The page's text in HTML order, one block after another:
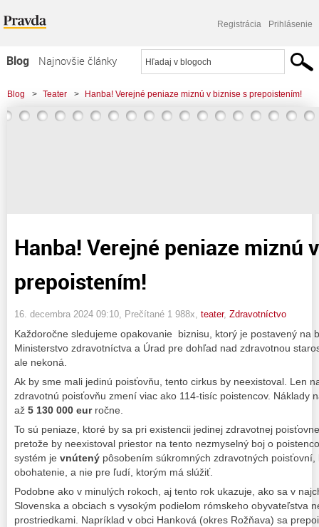
Registrácia Prihlásenie
Blog
Najnovšie články
Najčítanejšie články
Najkomentovanejšie články
Blog > Teater > Hanba! Verejné peniaze miznú v biznise s prepoistením!
Hanba! Verejné peniaze miznú
prepoistením!
16. decembra 2024 09:10 , Prečítané 1 988x, teater, Zdravotníctvo
Každoročne sledujeme opakovanie biznisu, ktorý je postavený na
Ministerstvo zdravotníctva a Úrad pre dohľad nad zdravotnou
ale nekoná.
Ak by sme mali jedinú poisťovňu, tento cirkus by neexistoval. Len
zdravotnú poisťovňu zmení viac ako 114-tisíc poistencov. Náklady
až 5 130 000 eurročne.
To sú peniaze, ktoré by sa pri existencii jedinej zdravotnej
pretože by neexistoval priestor na tento nezmyselný boj o
systém je vnútený pôsobením súkromných zdravotných
obohatenie, a nie pre ľudí, ktorým má slúžiť.
Podobne ako v minulých rokoch, aj tento rok ukazuje, ako sa v
Slovenska a obciach s vysokým podielom rómskeho obyvateľstva
prostriedkami. Napríklad v obci Hanková (okres Rožňava) sa